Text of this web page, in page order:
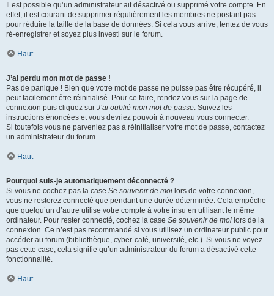
Il est possible qu’un administrateur ait désactivé ou supprimé votre compte. En
effet, il est courant de supprimer régulièrement les membres ne postant pas
pour réduire la taille de la base de données. Si cela vous arrive, tentez de vous
ré-enregistrer et soyez plus investi sur le forum.
Haut
J’ai perdu mon mot de passe !
Pas de panique ! Bien que votre mot de passe ne puisse pas être récupéré, il
peut facilement être réinitialisé. Pour ce faire, rendez vous sur la page de
connexion puis cliquez sur J’ai oublié mon mot de passe. Suivez les
instructions énoncées et vous devriez pouvoir à nouveau vous connecter.
Si toutefois vous ne parveniez pas à réinitialiser votre mot de passe, contactez
un administrateur du forum.
Haut
Pourquoi suis-je automatiquement déconnecté ?
Si vous ne cochez pas la case Se souvenir de moi lors de votre connexion,
vous ne resterez connecté que pendant une durée déterminée. Cela empêche
que quelqu’un d’autre utilise votre compte à votre insu en utilisant le même
ordinateur. Pour rester connecté, cochez la case Se souvenir de moi lors de la
connexion. Ce n’est pas recommandé si vous utilisez un ordinateur public pour
accéder au forum (bibliothèque, cyber-café, université, etc.). Si vous ne voyez
pas cette case, cela signifie qu’un administrateur du forum a désactivé cette
fonctionnalité.
Haut